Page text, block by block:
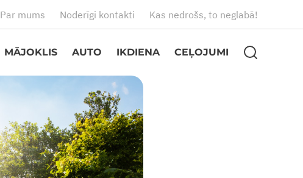
Par mums Noderīgi kontakti Kas nedrošs, to neglabā!
MĀJOKLIS AUTO IKDIENA CEĻOJUMI